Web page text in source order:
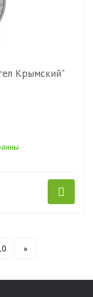
Крымский"
»